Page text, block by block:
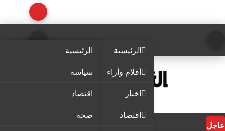
الرئيسية
أقلام وأراء
اخبار
اقتصاد
الرئيسية
سياسة
اقتصاد
صحة
عاجل